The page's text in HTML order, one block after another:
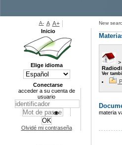
New
>
Ver
materia
A- A A+
Inicio
Elige idioma
Conectarse
acceder a su cuenta de
usuario
Olvidé mi contraseña